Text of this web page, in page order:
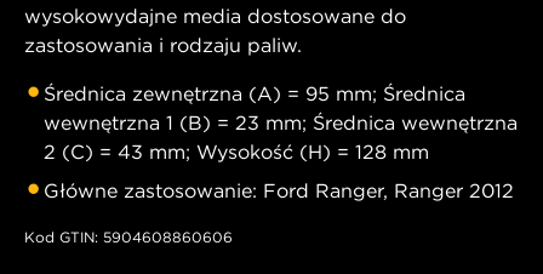
wysokowydajne media dostosowane do
zastosowania i rodzaju paliw.
Średnica zewnętrzna (A) = 95 mm; Średnica
wewnętrzna 1 (B) = 23 mm; Średnica wewnętrzna
2 (C) = 43 mm; Wysokość (H) = 128 mm
Główne zastosowanie: Ford Ranger, Ranger 2012
Kod GTIN: 5904608860606